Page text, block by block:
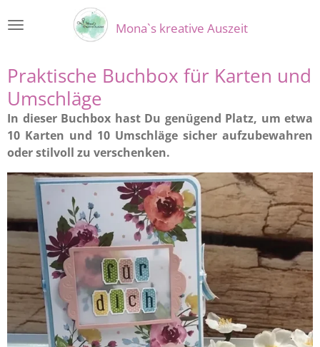
Hauptinhalt
Mona`s kreative Auszeit
Praktische Buchbox für Karten und
Umschläge
In dieser Buchbox hast Du genügend Platz, um etwa
10 Karten und 10 Umschläge sicher aufzubewahren
oder stilvoll zu verschenken.